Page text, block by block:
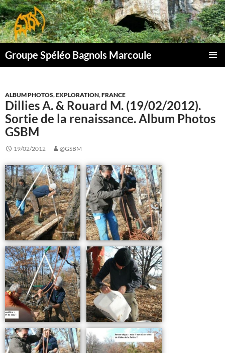
Aller
au
contenu
Groupe Spéléo Bagnols Marcoule
ALBUM PHOTOS,EXPLORATION,FRANCE
Dillies A. & Rouard M. (19/02/2012).
Sortie de la renaissance. Album Photos
GSBM
19/02/2012 @GSBM